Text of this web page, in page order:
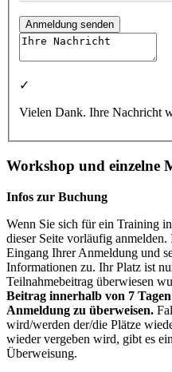
Anmeldung senden
✓
Vielen Dank. Ihre Nachricht
Workshop und einzelne
Infos zur Buchung
Wenn Sie sich für ein Training
dieser Seite vorläufig
Eingang Ihrer Anmeldung und
Informationen zu. Ihr Platz ist
Teilnahmebeitrag überwiesen
Beitrag innerhalb von 7
Anmeldung zu überweisen.
wird/werden der/die Plätze
wieder vergeben wird, gibt es
Überweisung.